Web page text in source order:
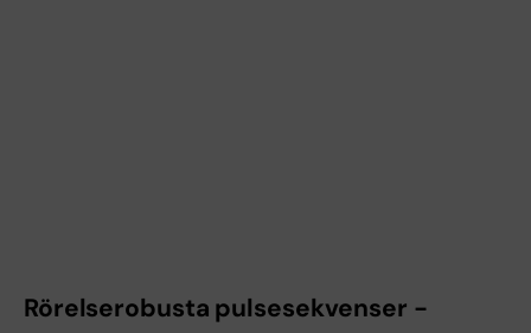
Rörelserobusta pulsesekvenser -